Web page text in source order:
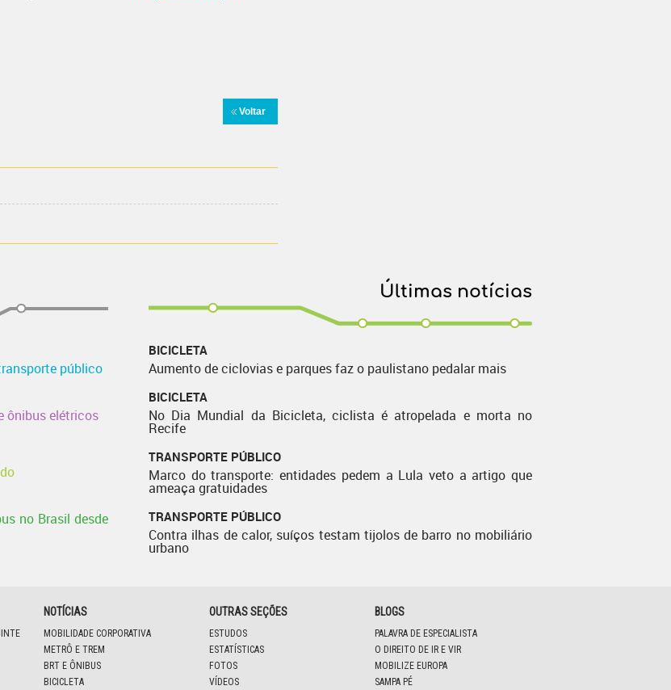
Voltar
público
ônibus elétricos
no Brasil desde
Últimas notícias
BICICLETA
Aumento de ciclovias e parques faz o paulistano pedalar mais
BICICLETA
No Dia Mundial da Bicicleta, ciclista é atropelada e morta no
Recife
TRANSPORTE PÚBLICO
Marco do transporte: entidades pedem a Lula veto a artigo que
ameaça gratuidades
TRANSPORTE PÚBLICO
Contra ilhas de calor, suíços testam tijolos de barro no mobiliário
urbano
NOTÍCIAS
MOBILIDADE CORPORATIVA
METRÔ E TREM
BRT E ÔNIBUS
BICICLETA
OUTRAS SEÇÕES
ESTUDOS
ESTATÍSTICAS
FOTOS
VÍDEOS
BLOGS
PALAVRA DE ESPECIALISTA
O DIREITO DE IR E VIR
MOBILIZE EUROPA
SAMPA PÉ